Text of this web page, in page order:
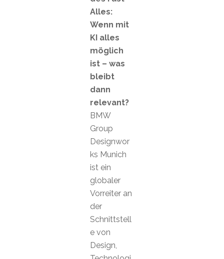
Alles:
Wenn mit
KI alles
möglich
ist – was
bleibt
dann
relevant?
BMW
Group
Designwor
ks Munich
ist ein
globaler
Vorreiter an
der
Schnittstell
e von
Design,